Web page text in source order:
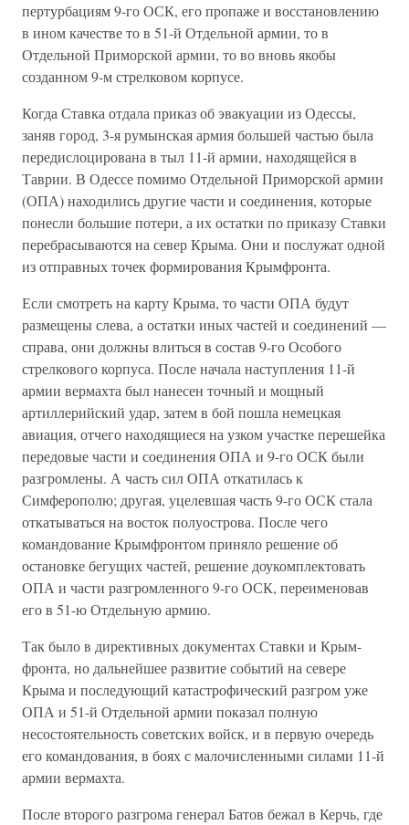
пертурбациям 9-го ОСК, его пропаже и восстановлению
в ином качестве то в 51-й Отдельной армии, то в
Отдельной Приморской армии, то во вновь якобы
созданном 9-м стрелковом корпусе.
Когда Ставка отдала приказ об эвакуации из Одессы,
заняв город, 3-я румынская армия большей частью была
передислоцирована в тыл 11-й армии, находящейся в
Таврии. В Одессе помимо Отдельной Приморской армии
(ОПА) находились другие части и соединения, которые
понесли большие потери, а их остатки по приказу Ставки
перебрасываются на север Крыма. Они и послужат одной
из отправных точек формирования Крымфронта.
Если смотреть на карту Крыма, то части ОПА будут
размещены слева, а остатки иных частей и соединений —
справа, они должны влиться в состав 9-го Особого
стрелкового корпуса. После начала наступления 11-й
армии вермахта был нанесен точный и мощный
артиллерийский удар, затем в бой пошла немецкая
авиация, отчего находящиеся на узком участке перешейка
передовые части и соединения ОПА и 9-го ОСК были
разгромлены. А часть сил ОПА откатилась к
Симферополю; другая, уцелевшая часть 9-го ОСК стала
откатываться на восток полуострова. После чего
командование Крымфронтом приняло решение об
остановке бегущих частей, решение доукомплектовать
ОПА и части разгромленного 9-го ОСК, переименовав
его в 51-ю Отдельную армию.
Так было в директивных документах Ставки и Крым-
фронта, но дальнейшее развитие событий на севере
Крыма и последующий катастрофический разгром уже
ОПА и 51-й Отдельной армии показал полную
несостоятельность советских войск, и в первую очередь
его командования, в боях с малочисленными силами 11-й
армии вермахта.
После второго разгрома генерал Батов бежал в Керчь, где